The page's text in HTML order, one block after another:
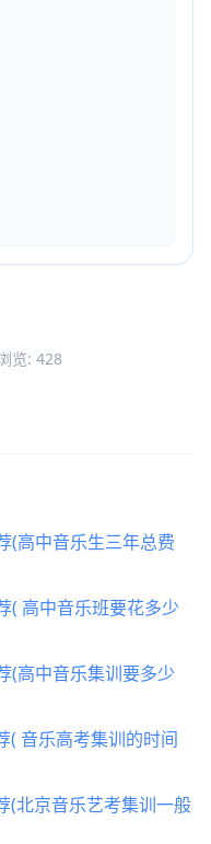
览: 428
(高中音乐生三年总费
( 高中音乐班要花多少
(高中音乐集训要多少
( 音乐高考集训的时间
(北京音乐艺考集训一般